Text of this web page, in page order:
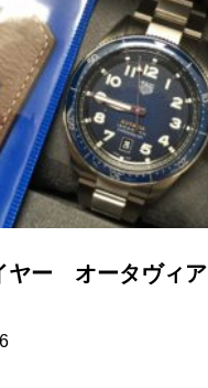
ヤー オータヴィア